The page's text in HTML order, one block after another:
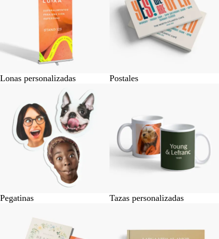
Lonas personalizadas Postales
Pegatinas Tazas personalizadas